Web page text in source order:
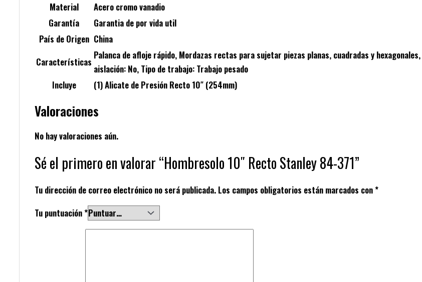
Material
Acero cromo vanadio
Garantía
Garantia de por vida util
País de Origen China
Características
Palanca de afloje rápido, Mordazas rectas para sujetar piezas planas, cuadradas y
aislación: No, Tipo de trabajo: Trabajo pesado
Incluye
(1) Alicate de Presión Recto 10″ (254mm)
Valoraciones
No hay valoraciones aún.
Sé el primero en valorar “Hombresolo 10″ Recto Stanley 84-371”
Tu dirección de correo electrónico no será publicada. Los campos obligatorios están marcados con*
Tu puntuación*